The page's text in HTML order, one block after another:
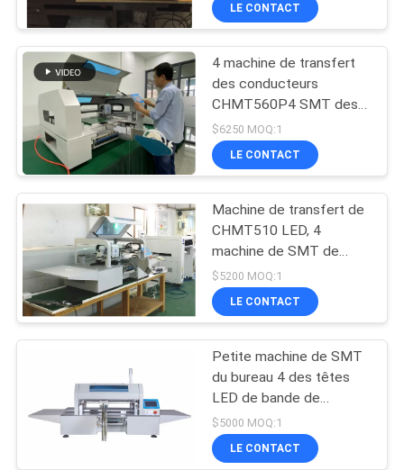
NOUVELLES
SHOPPING
LINE
CARTE
DU
SITE
POLITIQUE
DE
CONFIDENTIALITÉ
Four de ré-
écoulement de SMT
Conducteur de SMT
21
Petite machine de
SMT
21
LE CONTACT
4 machine de transfert
des conducteurs
CHMT560P4 SMT des
têtes 60 + conducteur
électrique de Yamaha
$6250 MOQ:1
LE CONTACT
Machine de transfert de
CHMT510 LED, 4
machine de SMT de
bande des conducteurs
1.2m LED des têtes 8
petite
$5200 MOQ:1
LE CONTACT
Petite machine de SMT
du bureau 4 des têtes
LED de bande de
transfert à grande
vitesse de la machine
CHMT510LP4 1.2m LED
$5000 MOQ:1
LE CONTACT